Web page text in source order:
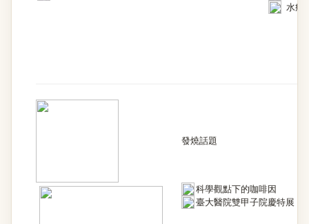
水痘
發燒話題
科學觀點下的咖啡因
臺大醫院雙甲子院慶特展